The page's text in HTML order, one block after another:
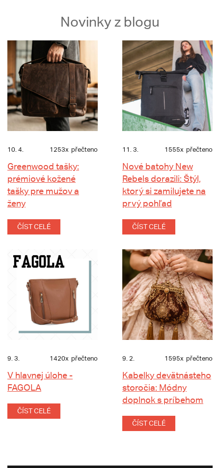
Novinky z blogu
10. 4. 1253x přečteno
Greenwood tašky:
prémiové kožené
tašky pre mužov a
ženy
ČÍST CELÉ
11. 3. 1555x přečteno
Nové batohy New
Rebels dorazili: Štýl,
ktorý si zamilujete na
prvý pohľad
ČÍST CELÉ
9. 3. 1420x přečteno
V hlavnej úlohe -
FAGOLA
ČÍST CELÉ
9. 2. 1595x přečteno
Kabelky devätnásteho
storočia: Módny
doplnok s príbehom
ČÍST CELÉ